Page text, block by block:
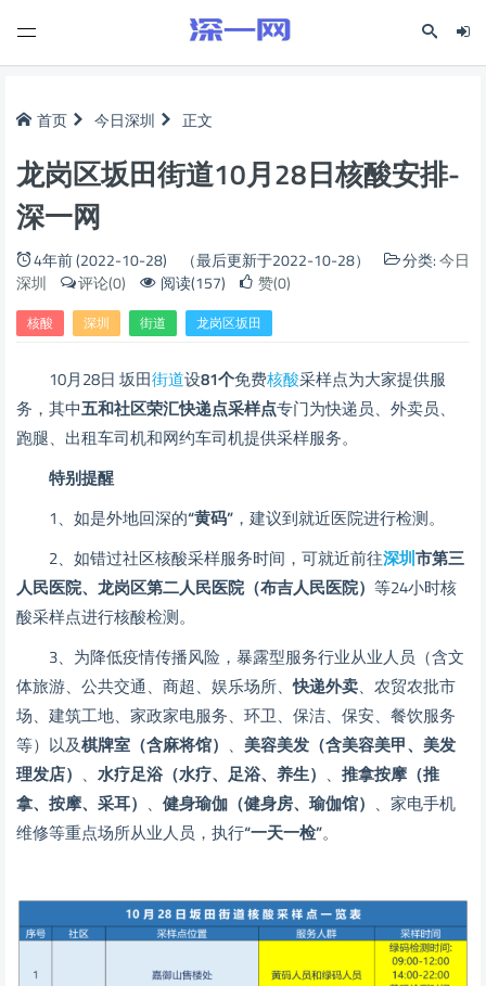
首页 今日深圳 正文
龙岗区坂田街道10月28日核酸安排-
深一网
4年前 (2022-10-28) （最后更新于2022-10-28） 分类:今日
深圳
评论(0) 阅读(157) 赞(0)
核酸 深圳 街道 龙岗区坂田
10月28日 坂田街道设81个免费核酸采样点为大家提供服
务，其中五和社区荣汇快递点采样点专门为快递员、外卖员、
跑腿、出租车司机和网约车司机提供采样服务。
特别提醒
1、如是外地回深的“黄码” ，建议到就近医院进行检测。
2、如错过社区核酸采样服务时间，可就近前往深圳市第三
人民医院、龙岗区第二人民医院（布吉人民医院） 等24小时核
酸采样点进行核酸检测。
3、为降低疫情传播风险，暴露型服务行业从业人员（含文
体旅游、公共交通、商超、娱乐场所、快递外卖、农贸农批市
场、建筑工地、家政家电服务、环卫、保洁、保安、餐饮服务
等）以及棋牌室 （含麻将馆） 、 美容美发（含美容美甲、美发
理发店） 、 水疗足浴（水疗、足浴、养生） 、 推拿按摩（推
拿、按摩、采耳） 、 健身瑜伽（健身房、瑜伽馆） 、家电手机
维修等重点场所从业人员，执行“一天一检”。